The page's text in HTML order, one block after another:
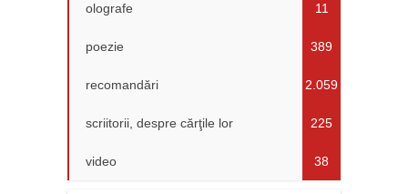
olografe 11
poezie 389
recomandări 2.059
scriitorii, despre cărţile lor 225
video 38